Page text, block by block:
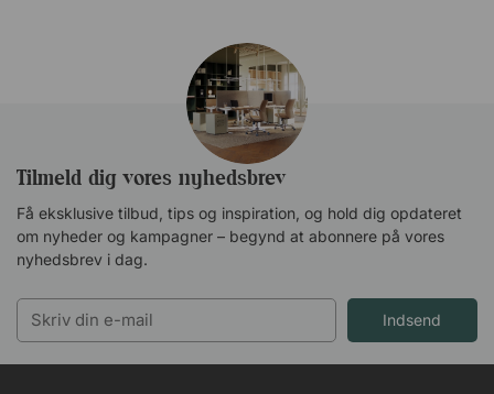
Tilmeld dig vores nyhedsbrev
Få eksklusive tilbud, tips og inspiration, og hold dig opdateret
om nyheder og kampagner – begynd at abonnere på vores
nyhedsbrev i dag.
Indsend